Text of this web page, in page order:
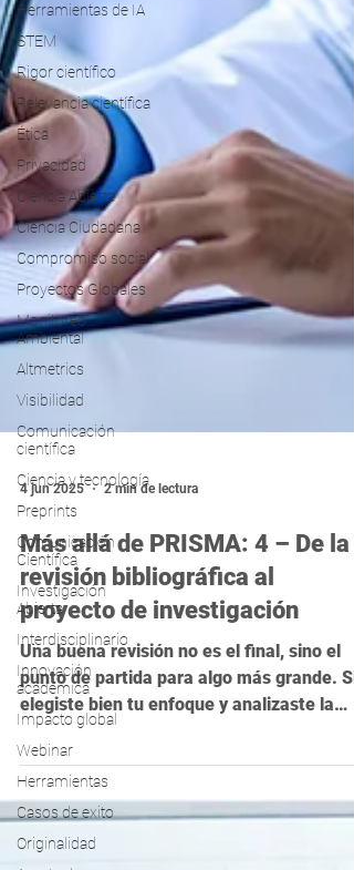
Herramientas de IA
STEM
Rigor científico
Relevancia científica
Ética
Privacidad
Ciencia Abierta
Ciencia Ciudadana
Compromiso social
Proyectos Globales
Monitoreo
Ambiental
Altmetrics
Visibilidad
Comunicación
científica
Ciencia y tecnología
Preprints
Comunicación
Científica
Investigación
Abierta
Interdisciplinario
Innovación
académica
Impacto global
Webinar
Herramientas
Casos de exito
Originalidad
4 jun 2025 2 min de lectura
Más allá de PRISMA: 4 – De la
revisión bibliográfica al
proyecto de investigación
Una buena revisión no es el final, sino el
punto de partida para algo más grande. Si
elegiste bien tu enfoque y analizaste la
literatura con criterio, tienes en tus manos
terreno fértil para un nuevo proyecto. En
esta entrega de “Más allá de PRISMA”, te
mostramos cómo transformar tu revisión